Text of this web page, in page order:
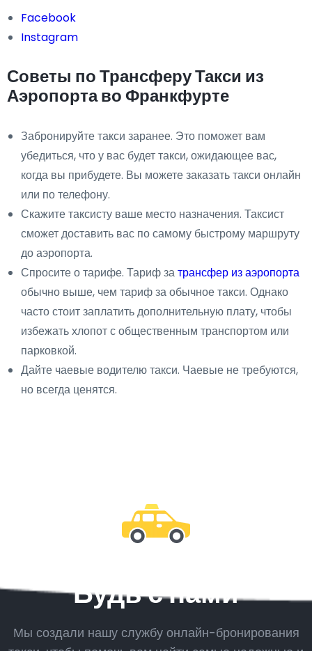
Facebook
Instagram
Советы по Трансферу Такси из
Аэропорта во Франкфурте
Забронируйте такси заранее. Это поможет вам
убедиться, что у вас будет такси, ожидающее вас,
когда вы прибудете. Вы можете заказать такси онлайн
или по телефону.
Скажите таксисту ваше место назначения. Таксист
сможет доставить вас по самому быстрому маршруту
до аэропорта.
Спросите о тарифе. Тариф затрансфер из аэропорта
обычно выше, чем тариф за обычное такси. Однако
часто стоит заплатить дополнительную плату, чтобы
избежать хлопот с общественным транспортом или
парковкой.
Дайте чаевые водителю такси. Чаевые не требуются,
но всегда ценятся.
Будь с нами
Мы создали нашу службу онлайн-бронирования